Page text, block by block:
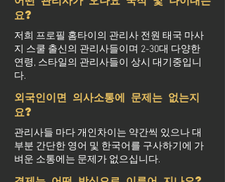
요?
저희 프로필 홈타이의 관리사 전원 태국 마사
지 스쿨 출신의 관리사들이며 2-30대 다양한
연령, 스타일의 관리사들이 상시 대기중입니
다.
외국인이면 의사소통에 문제는 없는지
요?
관리사들 마다 개인차이는 약간씩 있으나 대
부분 간단한 영어 및 한국어를 구사하기에 가
벼운 소통에는 문제가 없으십니다.